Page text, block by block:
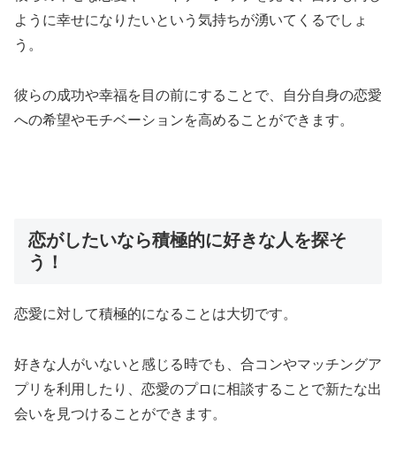
ように幸せになりたいという気持ちが湧いてくるでしょ
う。
彼らの成功や幸福を目の前にすることで、
自分自身の恋愛
への希望やモチベーションを高めることができます。
恋がしたいなら積極的に好きな人を探そ
う！
恋愛に対して積極的になることは大切です。
好きな人がいないと感じる時でも、 合コンやマッチングア
プリを利用したり、恋愛のプロに相談することで新たな出
会いを見つけることができます。